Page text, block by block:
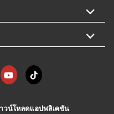
วน์โหลดแอปพลิเคชัน